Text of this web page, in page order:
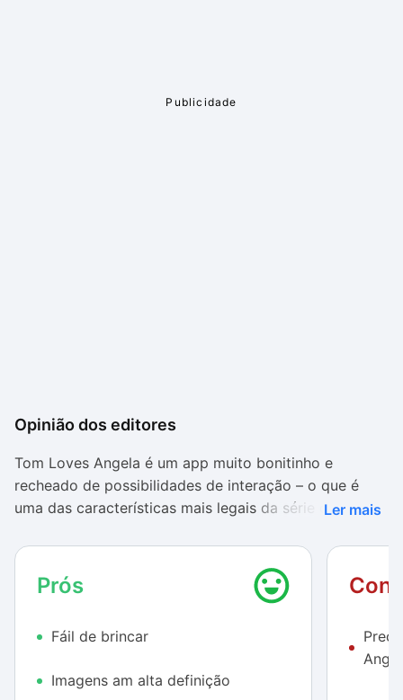
Opinião dos editores
Tom Loves Angela é um app muito bonitinho e
recheado de possibilidades de interação – o que é
uma das características mais legais da série de apps
qualidade.
O cenário é bem produzido e os personagens são
gatos com perfeição e os movimentos são realizados
com fluidez. Os sons também são muito legais, com
vozes engraçadas.
Ler mais
Prós
Fáil de brincar
Imagens am alta definição